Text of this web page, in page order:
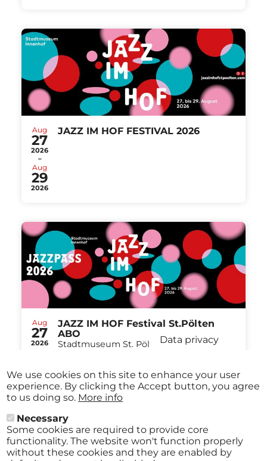
Aug
27
2026
-
Aug
29
2026
JAZZ IM HOF FESTIVAL 2026
Aug
27
2026
29
2026
JAZZ IM HOF Festival St.Pölten
ABO
Stadtmuseum St. Pölten St.Pölten
All events
Data privacy
We use cookies on this site to enhance your user
experience. By clicking the Accept button, you agree
to us doing so. More info
Necessary
Some cookies are required to provide core
functionality. The website won't function properly
without these cookies and they are enabled by